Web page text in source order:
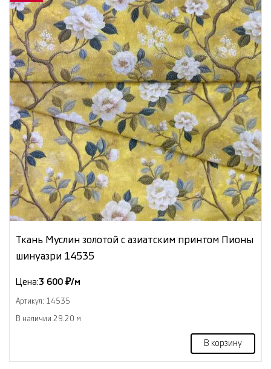
Ткань Муслин золотой с азиатским принтом Пионы
шинуазри 14535
Цена:3 600 ₽/м
Артикул: 14535
В наличии 29.20 м
В корзину